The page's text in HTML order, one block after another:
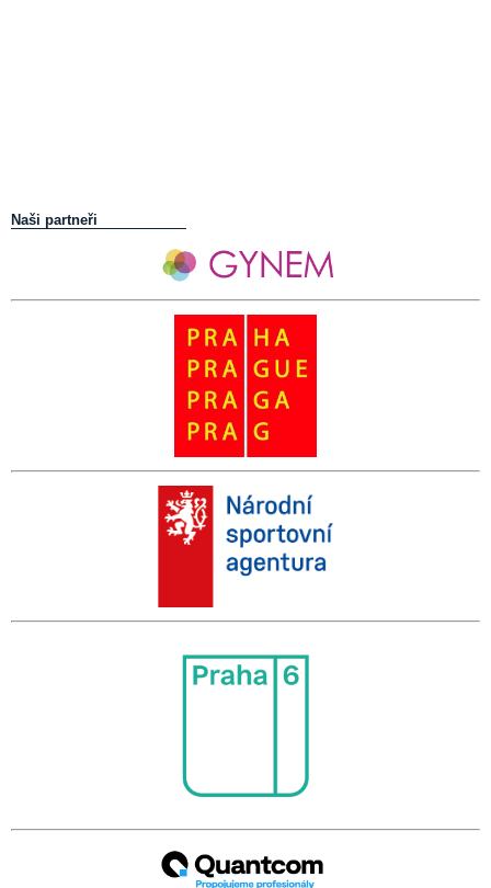
Naši partneři